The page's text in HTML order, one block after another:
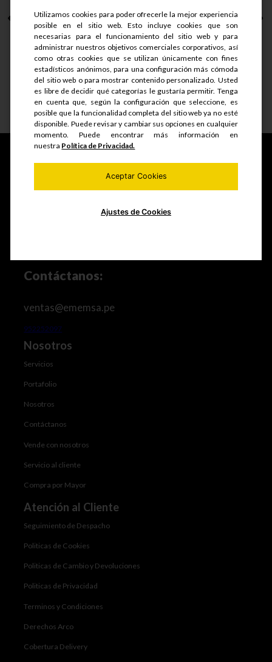
CONECTOR MACHO
ARMAD LT. T....
S/.50.9
S/.40.72
Ver detalle
especializada y mucho más.
Contáctanos:
ventas@ememsa.pe
952252097
Nosotros
Servicios
Portafolio
Nosotros
Contáctanos
Vende con nosotros
Servicio al cliente
Compra por Mayor
Atención al Cliente
Seguimiento de Despacho
Politicas de Cookies
Politicas de Cambio y Devoluciones
Politicas de Privacidad
Terminos y Condiciones
Derechos Arco
Cobertura Delivery
Utilizamos cookies para poder ofrecerle la mejor experiencia
posible en el sitio web. Esto incluye cookies que son
necesarias para el funcionamiento del sitio web y para
administrar nuestros objetivos comerciales corporativos, así
como otras cookies que se utilizan únicamente con fines
estadísticos anónimos, para una configuración más cómoda
del sitio web o para mostrar contenido personalizado. Usted
es libre de decidir qué categorías le gustaría permitir. Tenga
en cuenta que, según la configuración que seleccione, es
posible que la funcionalidad completa del sitio web ya no esté
disponible. Puede revisar y cambiar sus opciones en cualquier
momento. Puede encontrar más información en
nuestra Política de Privacidad.
Aceptar Cookies
Ajustes de Cookies